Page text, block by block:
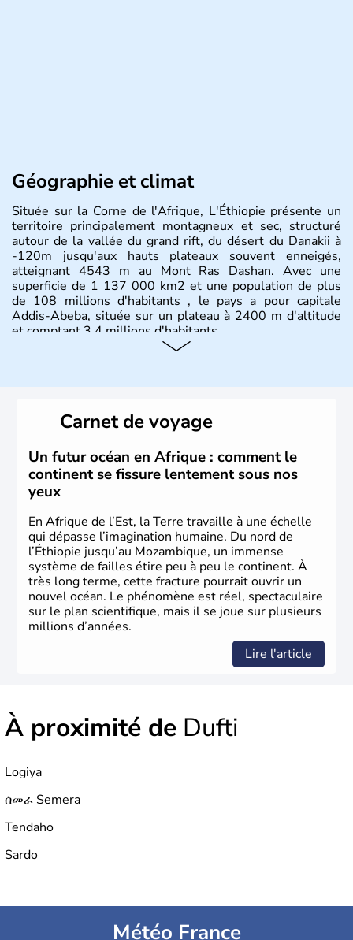
Géographie et climat
Située sur la Corne de l'Afrique, L'Éthiopie présente un
territoire principalement montagneux et sec, structuré
autour de la vallée du grand rift, du désert du Danakii à
-120m jusqu'aux hauts plateaux souvent enneigés,
atteignant 4543 m au Mont Ras Dashan. Avec une
superficie de 1 137 000 km2 et une population de plus
de 108 millions d'habitants , le pays a pour capitale
Addis-Abeba, située sur un plateau à 2400 m d'altitude
et comptant 3,4 millions d'habitants.
Carnet de voyage
Un futur océan en Afrique : comment le
continent se fissure lentement sous nos
yeux
En Afrique de l’Est, la Terre travaille à une échelle
qui dépasse l’imagination humaine. Du nord de
l’Éthiopie jusqu’au Mozambique, un immense
système de failles étire peu à peu le continent. À
très long terme, cette fracture pourrait ouvrir un
nouvel océan. Le phénomène est réel, spectaculaire
sur le plan scientifique, mais il se joue sur plusieurs
millions d’années.
Lire l'article
À proximité de Dufti
Logiya
ሰመራ Semera
Tendaho
Sardo
Météo France